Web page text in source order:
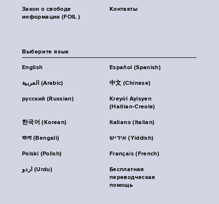
Закон о свободе
информации (FOIL )
Контакты
Выберите язык
English Español (Spanish)
العربية (Arabic) 中文 (Chinese)
русский (Russian)
Kreyòl Ayisyen
(Haitian-Creole)
한국어 (Korean) Italiano (Italian)
বাংলা (Bengali) אידיש (Yiddish)
Polski (Polish) Français (French)
اردو (Urdu)
Бесплатная
переводческая
помощь